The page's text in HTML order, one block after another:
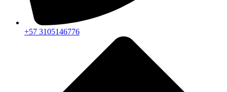
+57 3105146776